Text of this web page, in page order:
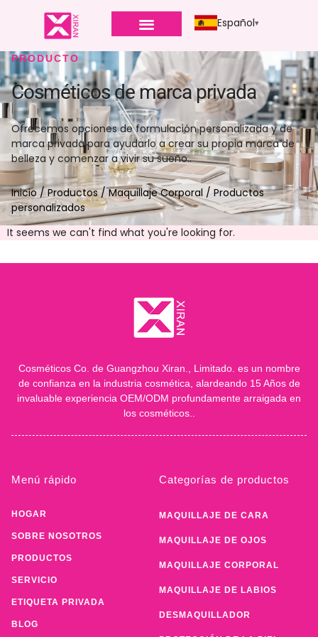
Español
PRODUCTO
Cosméticos de marca privada
Ofrecemos opciones de formulación personalizada y de
marca privada para ayudarlo a crear su propia marca de
belleza y comenzar a vivir su sueño..
Inicio/ Productos/Maquillaje Corporal / Productos
personalizados
It seems we can't find what you're looking for.
Cosméticos Co. de Guangzhou Xiran., Limitado. es un nombre
de confianza en la industria cosmética, alardeando 15 Años de
invaluable experiencia OEM/ODM profundamente arraigada en
los cosméticos..
Menú rápido
HOGAR
SOBRE NOSOTROS
PRODUCTOS
SERVICIO
ETIQUETA PRIVADA
BLOG
Categorías de productos
MAQUILLAJE DE CARA
MAQUILLAJE DE OJOS
MAQUILLAJE CORPORAL
MAQUILLAJE DE LABIOS
DESMAQUILLADOR